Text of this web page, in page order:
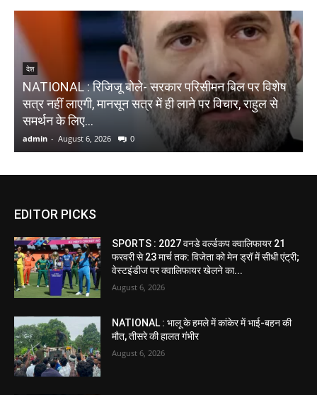
देश
NATIONAL : रिजिजू बोले- सरकार परिसीमन बिल पर विशेष
सत्र नहीं लाएगी, मानसून सत्र में ही लाने पर विचार, राहुल से
समर्थन के लिए...
admin - August 6, 2026 0
EDITOR PICKS
SPORTS : 2027 वनडे वर्ल्डकप क्वालिफायर 21
फरवरी से 23 मार्च तक: विजेता को मेन ड्रॉ में सीधी एंट्री;
वेस्टइंडीज पर क्वालिफायर खेलने का...
August 6, 2026
NATIONAL : भालू के हमले में कांकेर में भाई-बहन की
मौत, तीसरे की हालत गंभीर
August 6, 2026